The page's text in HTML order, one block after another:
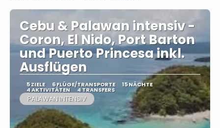
Cebu & Palawan intensiv -
Coron, El Nido, Port Barton
und Puerto Princesa inkl.
Ausflügen
5 ZIELE 6 FLÜGE/TRANSPORTE 15 NÄCHTE
4 AKTIVITÄTEN 4 TRANSFERS
PALAWAN INTENSIV